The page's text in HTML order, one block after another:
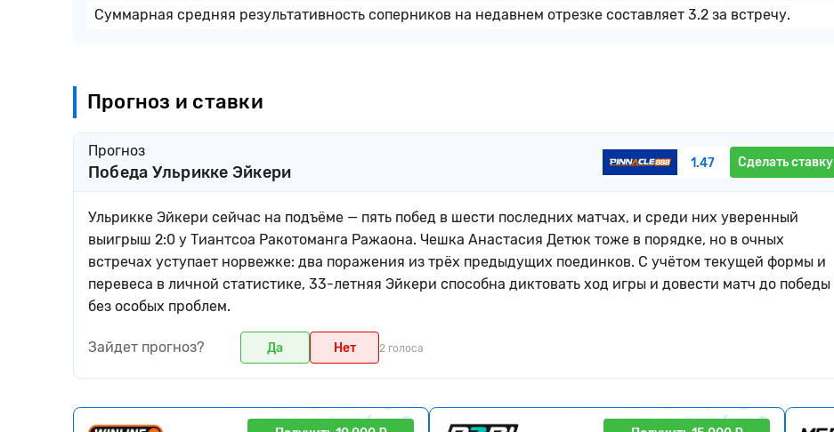
Суммарная средняя результативность соперников на недавнем отрезке составляет 3.2 за встречу.
Прогноз и ставки
Прогноз
Победа Ульрикке Эйкери 1.47 Сделать ставку
Ульрикке Эйкери сейчас на подъёме — пять побед в шести последних матчах, и среди них уверенный
выигрыш 2:0 у Тиантсоа Ракотоманга Ражаона. Чешка Анастасия Детюк тоже в порядке, но в очных
встречах уступает норвежке: два поражения из трёх предыдущих поединков. С учётом текущей формы и
перевеса в личной статистике, 33-летняя Эйкери способна диктовать ход игры и довести матч до победы
без особых проблем.
Зайдет прогноз? Да Нет 2 голоса